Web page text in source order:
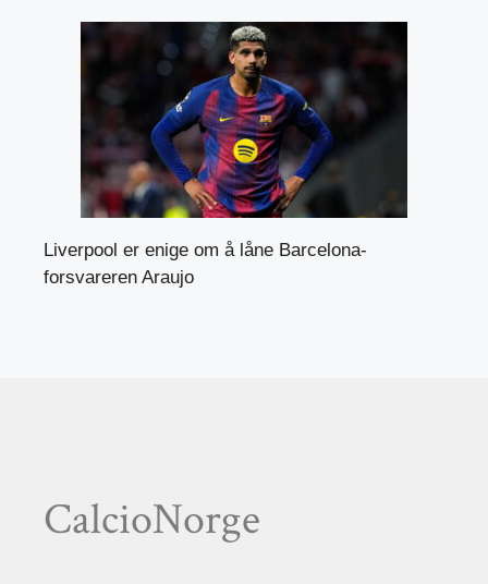
Liverpool er enige om å låne Barcelona-
forsvareren Araujo
CalcioNorge